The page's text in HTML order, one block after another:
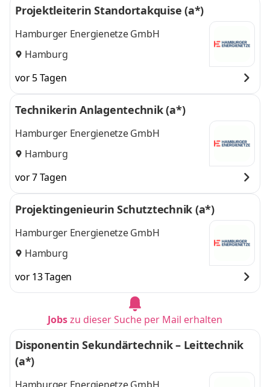
Projektleiterin Standortakquise (a*)
Hamburger Energienetze GmbH
Hamburg
vor 5 Tagen
Technikerin Anlagentechnik (a*)
Hamburger Energienetze GmbH
Hamburg
vor 7 Tagen
Projektingenieurin Schutztechnik (a*)
Hamburger Energienetze GmbH
Hamburg
vor 13 Tagen
Jobszu dieser Suche per Mail erhalten
Disponentin Sekundärtechnik – Leittechnik
(a*)